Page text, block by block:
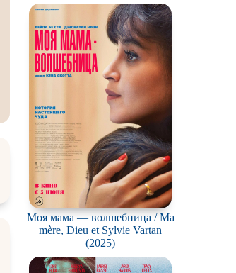
Моя мама — волшебница / Ma
mère, Dieu et Sylvie Vartan
(2025)